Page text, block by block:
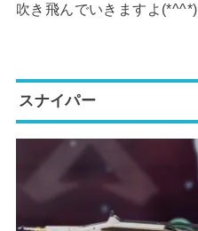
吹き飛んでいきますよ(*^^*)
スナイパー